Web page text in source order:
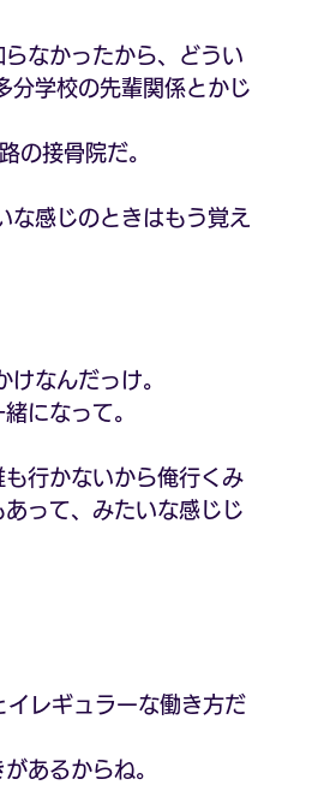
なかったから、どうい
分学校の先輩関係とかじ
の接骨院だ。
な感じのときはもう覚え
なんだっけ。
になって。
行かないから俺行くみ
って、みたいな感じじ
レギュラーな働き方だ
あるからね。